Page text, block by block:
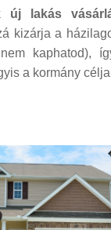
új lakás
kizárja a
kaphatod),
a kormány